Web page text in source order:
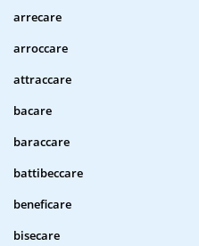
arrecare
arroccare
attraccare
bacare
baraccare
battibeccare
beneficare
bisecare